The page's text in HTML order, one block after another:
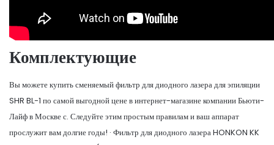
Комплектующие
Вы можете купить сменяемый фильтр для диодного лазера для эпиляции
SHR BL-1 по самой выгодной цене в интернет-магазине компании Бьюти-
Лайф в Москве с. Следуйте этим простым правилам и ваш аппарат
прослужит вам долгие годы! · Фильтр для диодного лазера HONKON KK